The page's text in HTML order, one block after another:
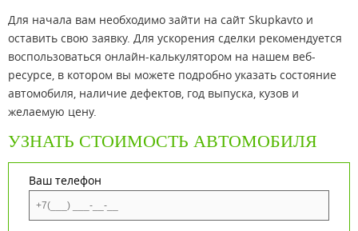
Для начала вам необходимо зайти на сайт Skupkavto и
оставить свою заявку. Для ускорения сделки рекомендуется
воспользоваться онлайн-калькулятором на нашем веб-
ресурсе, в котором вы можете подробно указать состояние
автомобиля, наличие дефектов, год выпуска, кузов и
желаемую цену.
УЗНАТЬ СТОИМОСТЬ АВТОМОБИЛЯ
Ваш телефон